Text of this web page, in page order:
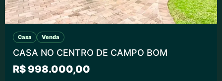
Casa Venda
CASA NO CENTRO DE CAMPO BOM
R$ 998.000,00